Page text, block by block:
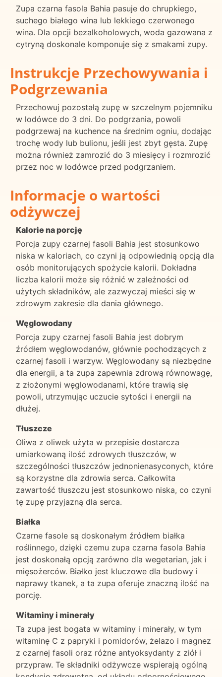
Zupa czarna fasola Bahia pasuje do chrupkiego,
suchego białego wina lub lekkiego czerwonego
wina. Dla opcji bezalkoholowych, woda gazowana z
cytryną doskonale komponuje się z smakami zupy.
Instrukcje Przechowywania i
Podgrzewania
Przechowuj pozostałą zupę w szczelnym pojemniku
w lodówce do 3 dni. Do podgrzania, powoli
podgrzewaj na kuchence na średnim ogniu, dodając
trochę wody lub bulionu, jeśli jest zbyt gęsta. Zupę
można również zamrozić do 3 miesięcy i rozmrozić
przez noc w lodówce przed podgrzaniem.
Informacje o wartości
odżywczej
Kalorie na porcję
Porcja zupy czarnej fasoli Bahia jest stosunkowo
niska w kaloriach, co czyni ją odpowiednią opcją dla
osób monitorujących spożycie kalorii. Dokładna
liczba kalorii może się różnić w zależności od
użytych składników, ale zazwyczaj mieści się w
zdrowym zakresie dla dania głównego.
Węglowodany
Porcja zupy czarnej fasoli Bahia jest dobrym
źródłem węglowodanów, głównie pochodzących z
czarnej fasoli i warzyw. Węglowodany są niezbędne
dla energii, a ta zupa zapewnia zdrową równowagę,
z złożonymi węglowodanami, które trawią się
powoli, utrzymując uczucie sytości i energii na
dłużej.
Tłuszcze
Oliwa z oliwek użyta w przepisie dostarcza
umiarkowaną ilość zdrowych tłuszczów, w
szczególności tłuszczów jednonienasyconych, które
są korzystne dla zdrowia serca. Całkowita
zawartość tłuszczu jest stosunkowo niska, co czyni
tę zupę przyjazną dla serca.
Białka
Czarne fasole są doskonałym źródłem białka
roślinnego, dzięki czemu zupa czarna fasola Bahia
jest doskonałą opcją zarówno dla wegetarian, jak i
mięsożerców. Białko jest kluczowe dla budowy i
naprawy tkanek, a ta zupa oferuje znaczną ilość na
porcję.
Witaminy i minerały
Ta zupa jest bogata w witaminy i minerały, w tym
witaminę C z papryki i pomidorów, żelazo i magnez
z czarnej fasoli oraz różne antyoksydanty z ziół i
przypraw. Te składniki odżywcze wspierają ogólną